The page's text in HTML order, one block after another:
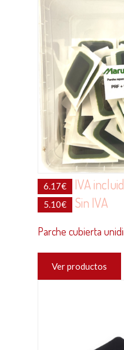
6.17€ IVA
5.10€ Sin IVA
Parche cubierta
Ver productos